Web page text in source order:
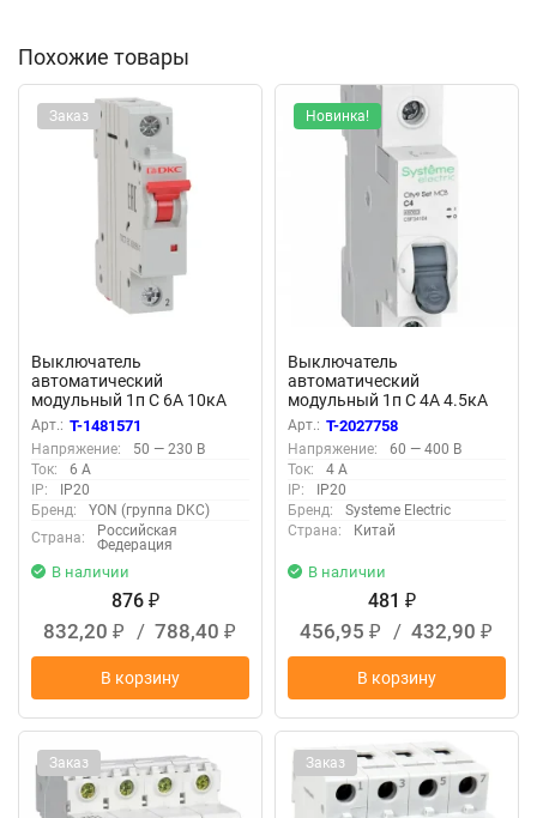
Похожие товары
Заказ
Выключатель
автоматический
модульный 1п C 6А 10кА
MD63 YON MD63-1C6-10
Арт.: T-1481571
Напряжение:
50 — 230 В
Ток:
6 А
IP:
IP20
Бренд:
YON (группа DKC)
Страна:
Российская
Федерация
В наличии
876 ₽
832,20 ₽ / 788,40 ₽
В корзину
Новинка!
Выключатель
автоматический
модульный 1п C 4А 4.5кА
City9 Set SE C9F34104
Арт.: T-2027758
Напряжение:
60 — 400 В
Ток:
4 А
IP:
IP20
Бренд:
Systeme Electric
Страна:
Китай
В наличии
481 ₽
456,95 ₽ / 432,90 ₽
В корзину
Заказ Заказ